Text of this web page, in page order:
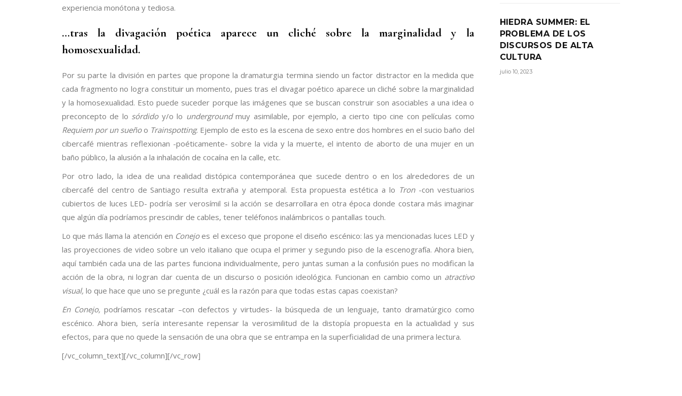
experiencia monótona y tediosa.
…tras la divagación poética aparece un cliché sobre la marginalidad y la
homosexualidad.
Por su parte la división en partes que propone la dramaturgia termina siendo un factor distractor en la medida que
cada fragmento no logra constituir un momento, pues tras el divagar poético aparece un cliché sobre la marginalidad
y la homosexualidad. Esto puede suceder porque las imágenes que se buscan construir son asociables a una idea o
preconcepto de lo sórdidoy/o lo undergroundmuy asimilable, por ejemplo, a cierto tipo cine con películas como
Requiem por un sueñoo Trainspotting. Ejemplo de esto es la escena de sexo entre dos hombres en el sucio baño del
cibercafé mientras reflexionan -poéticamente- sobre la vida y la muerte, el intento de aborto de una mujer en un
baño público, la alusión a la inhalación de cocaína en la calle, etc.
Por otro lado, la idea de una realidad distópica contemporánea que sucede dentro o en los alrededores de un
cibercafé del centro de Santiago resulta extraña y atemporal. Esta propuesta estética a lo Tron -con vestuarios
cubiertos de luces LED- podría ser verosímil si la acción se desarrollara en otra época donde costara más imaginar
que algún día podríamos prescindir de cables, tener teléfonos inalámbricos o pantallas touch.
Lo que más llama la atención en Conejoes el exceso que propone el diseño escénico: las ya mencionadas luces LED y
las proyecciones de video sobre un velo italiano que ocupa el primer y segundo piso de la escenografía. Ahora bien,
aquí también cada una de las partes funciona individualmente, pero juntas suman a la confusión pues no modifican la
acción de la obra, ni logran dar cuenta de un discurso o posición ideológica. Funcionan en cambio como un atractivo
visual, lo que hace que uno se pregunte ¿cuál es la razón para que todas estas capas coexistan?
En Conejo, podríamos rescatar –con defectos y virtudes- la búsqueda de un lenguaje, tanto dramatúrgico como
escénico. Ahora bien, sería interesante repensar la verosimilitud de la distopía propuesta en la actualidad y sus
efectos, para que no quede la sensación de una obra que se entrampa en la superficialidad de una primera lectura.
[/vc_column_text][/vc_column][/vc_row]
HIEDRA SUMMER: EL
PROBLEMA DE LOS
DISCURSOS DE ALTA
CULTURA
julio 10, 2023